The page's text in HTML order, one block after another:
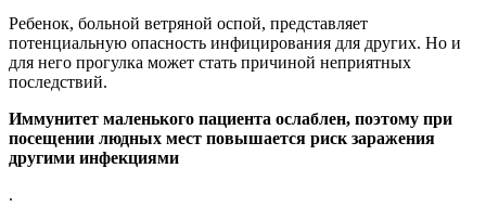
Ребенок, больной ветряной оспой, представляет
потенциальную опасность инфицирования для других. Но и
для него прогулка может стать причиной неприятных
последствий.
Иммунитет маленького пациента ослаблен, поэтому при
посещении людных мест повышается риск заражения
другими инфекциями
.